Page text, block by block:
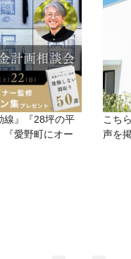
線』『28坪の平
『愛野町にオー
こち
声を